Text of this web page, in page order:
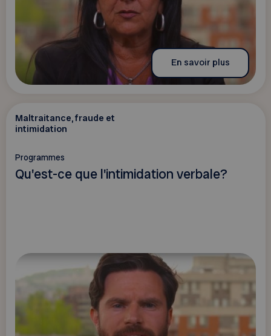
En savoir plus
Maltraitance, fraude et
intimidation
Programmes
Qu'est-ce que l'intimidation verbale?